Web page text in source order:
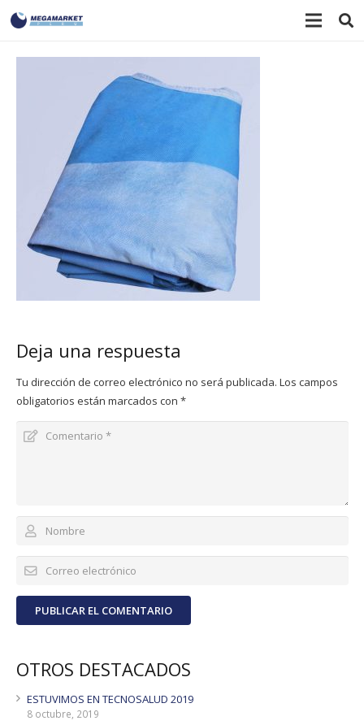
Deja una respuesta
Tu dirección de correo electrónico no será publicada. Los campos
obligatorios están marcados con *
PUBLICAR EL COMENTARIO
OTROS DESTACADOS
ESTUVIMOS EN TECNOSALUD 2019
8 octubre, 2019